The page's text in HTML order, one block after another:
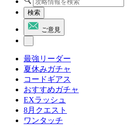
検索
ご意見
最強リーダー
夏休みガチャ
コードギアス
おすすめガチャ
EXラッシュ
8月クエスト
ワンタッチ